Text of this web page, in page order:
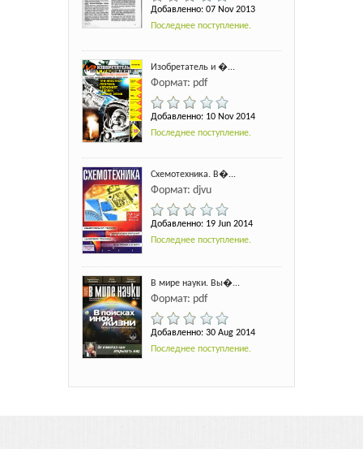
Добавленно: 07 Nov 2013
Последнее поступление.
Изобретатель и �...
Формат: pdf
Добавленно: 10 Nov 2014
Последнее поступление.
Схемотехника. В�...
Формат: djvu
Добавленно: 19 Jun 2014
Последнее поступление.
В мире науки. Вы�...
Формат: pdf
Добавленно: 30 Aug 2014
Последнее поступление.